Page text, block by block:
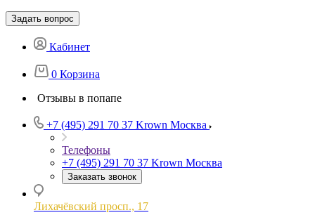
Задать вопрос
Кабинет
0 Корзина
Отзывы в попапе
+7 (495) 291 70 37 Krown Москва
Телефоны
+7 (495) 291 70 37 Krown Москва
Заказать звонок
Лихачёвский просп., 17